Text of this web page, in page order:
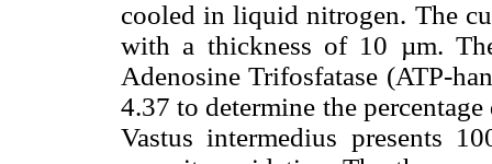
cooled in liquid nitrogen. The
with a thickness of 10 µm.
Adenosine Trifosfatase (ATP-
4.37 to determine the
Vastus intermedius presents